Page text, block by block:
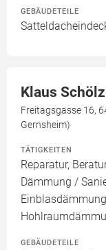
GEBÄUDETEILE
Klaus
Freitagsgasse 16,
Gernsheim)
TÄTIGKEITEN
Reparatur,
Dämmung /
GEBÄUDETEILE